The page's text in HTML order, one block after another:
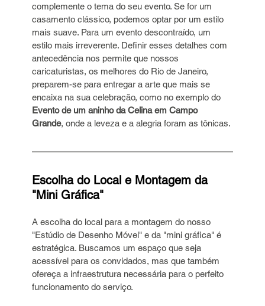
complemente o tema do seu evento. Se for um
casamento clássico, podemos optar por um estilo
mais suave. Para um evento descontraído, um
estilo mais irreverente. Definir esses detalhes com
antecedência nos permite que nossos
caricaturistas, os melhores do Rio de Janeiro,
preparem-se para entregar a arte que mais se
encaixa na sua celebração, como no exemplo do
Evento de um aninho da Celina em Campo
Grande, onde a leveza e a alegria foram as tônicas.
Escolha do Local e Montagem da
"Mini Gráfica"
A escolha do local para a montagem do nosso
"Estúdio de Desenho Móvel" e da "mini gráfica" é
estratégica. Buscamos um espaço que seja
acessível para os convidados, mas que também
ofereça a infraestrutura necessária para o perfeito
funcionamento do serviço.